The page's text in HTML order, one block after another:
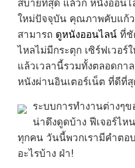
สบายที่สุด แล้วก็ หนังออน
ใหม่ปัจจุบัน คุณภาพคับแก้
สามารถ ดูหนังออนไลน์ ที่ชั
ไหลไม่มีกระตุก เซิร์ฟเวอร์
แล้วเวลานี้รวมทั้งตลอดก
หนังผ่านอินเตอร์เน็ต ที่ดีที่
ระบบการทำงานต่างๆ
น่าดึงดูดบ้าง ฟีเจอร์ไห
ทุกคน วันนี้พวกเรามีคำตอ
อะไรบ้าง ฝ่า!